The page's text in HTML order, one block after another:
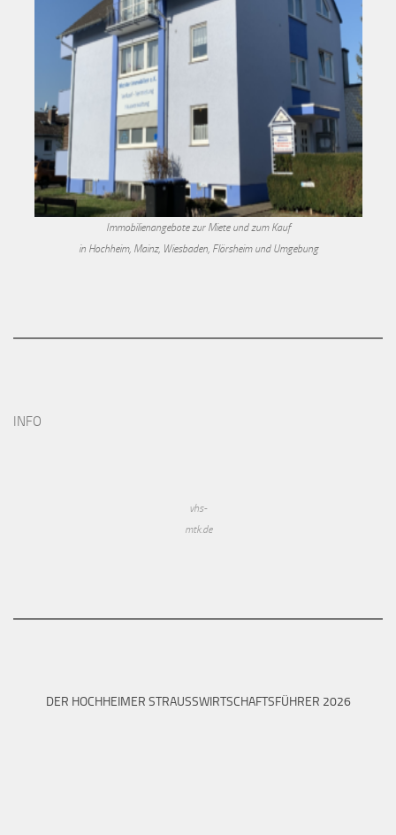
Immobilienangebote zur Miete und zum Kauf
in Hochheim, Mainz, Wiesbaden, Flörsheim und Umgebung
INFO
vhs-
mtk.de
DER HOCHHEIMER STRAUSSWIRTSCHAFTSFÜHRER 2026